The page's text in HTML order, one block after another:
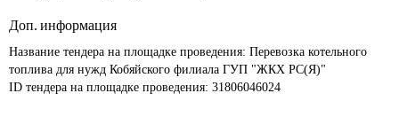
Доп. информация
Название тендера на площадке проведения: Перевозка котельного
топлива для нужд Кобяйского филиала ГУП "ЖКХ РС(Я)"
ID тендера на площадке проведения: 31806046024